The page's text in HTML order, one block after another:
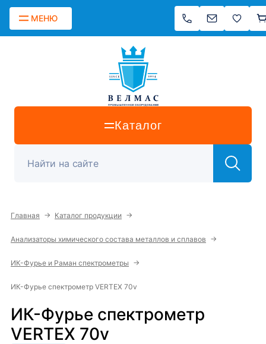
МЕНЮ
Каталог
Главная → Каталог продукции →
Анализаторы химического состава металлов и сплавов →
ИК-Фурье и Раман спектрометры →
ИК-Фурье спектрометр VERTEX 70v
ИК-Фурье спектрометр
VERTEX 70v